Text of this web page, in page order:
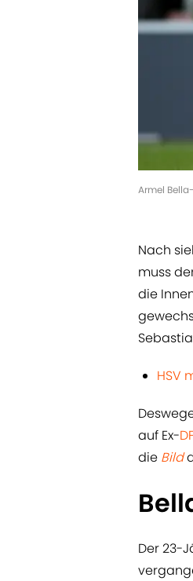
Armel
Nach
muss
die
HSV
auf Ex-
die Bild
Der 23-